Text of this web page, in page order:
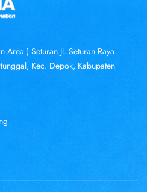
Area ) Seturan Jl. Seturan Raya
Kec. Depok, Kabupaten